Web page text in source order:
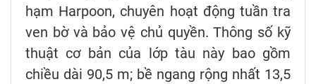
hạm Harpoon, chuyên hoạt động tuần tra
ven bờ và bảo vệ chủ quyền. Thông số kỹ
thuật cơ bản của lớp tàu này bao gồm
chiều dài 90,5 m; bề ngang rộng nhất 13,5